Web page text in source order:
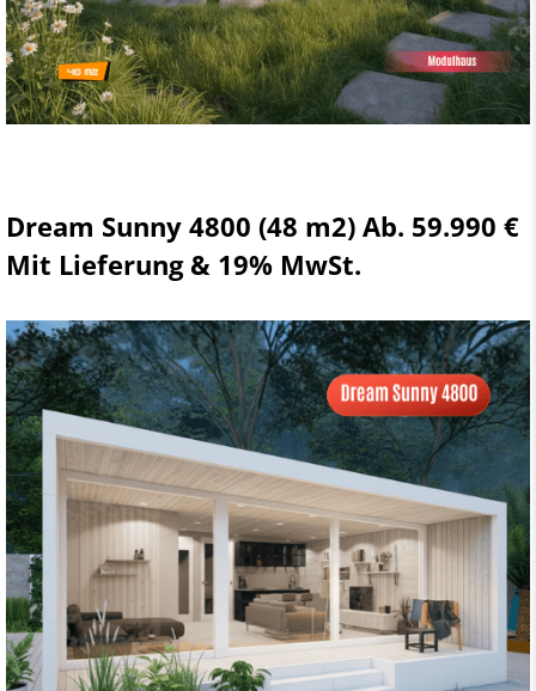
Dream Sunny 4800 (48 m2) Ab. 59.990 €
Mit Lieferung & 19% MwSt.